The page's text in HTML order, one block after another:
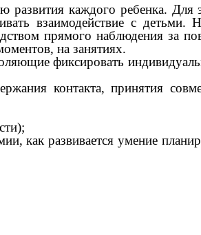
развития каждого ребенка. Для
взаимодействие с детьми.
прямого наблюдения за
на занятиях.
фиксировать
контакта, принятия
как развивается умение